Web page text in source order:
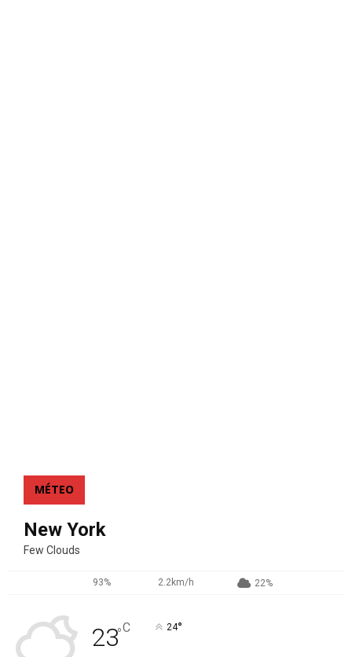
MÉTEO
New York
Few Clouds
93% 2.2km/h 22%
23°C 24°